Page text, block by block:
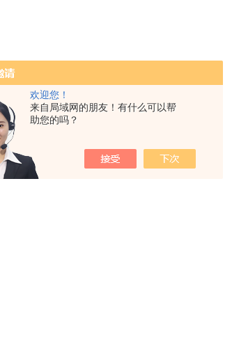
欢迎您！
来自局域网的朋友！有什么可以帮
助您的吗？